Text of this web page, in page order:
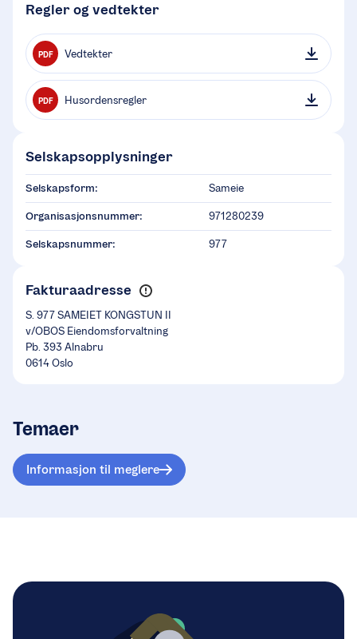
Regler og vedtekter
PDF Vedtekter
PDF Husordensregler
Selskapsopplysninger
Selskapsform: Sameie
Organisasjonsnummer: 971280239
Selskapsnummer: 977
Fakturaadresse
S. 977 SAMEIET KONGSTUN II
v/OBOS Eiendomsforvaltning
Pb. 393 Alnabru
0614 Oslo
Temaer
Informasjon til meglere